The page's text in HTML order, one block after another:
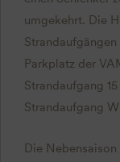
umgekehrt. Die
Parkplatz der
Strandaufgang
Strandaufgang
Die